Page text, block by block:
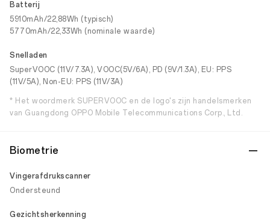
Batterij
5910mAh/22,88Wh (typisch)
5770mAh/22,33Wh (nominale waarde)
Snelladen
SuperVOOC (11V/7.3A), VOOC(5V/6A), PD (9V/1.3A), EU: PPS
(11V/5A), Non-EU: PPS (11V/3A)
* Het woordmerk SUPERVOOC en de logo's zijn handelsmerken
van Guangdong OPPO Mobile Telecommunications Corp., Ltd.
Biometrie
Vingerafdrukscanner
Ondersteund
Gezichtsherkenning